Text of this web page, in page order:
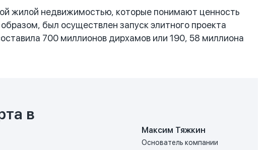
жилой недвижимостью, которые понимают ценность
был осуществлен запуск элитного проекта
700 миллионов дирхамов или 190, 58 миллиона
в
Максим Тяжкин
Основатель компании